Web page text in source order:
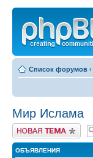
Список форумов ‹
Мир Ислама
Новая тема
ОБЪЯВЛЕНИЯ